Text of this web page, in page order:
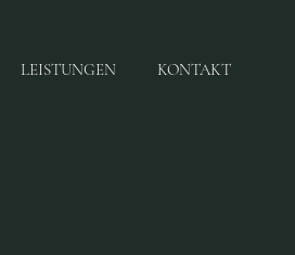
LEISTUNGEN KONTAKT